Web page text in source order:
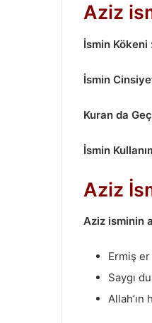
Aziz
İsmin Kökeni
İsmin
Kuran da
İsmin
Aziz
Aziz isminin
Ermiş
Saygı